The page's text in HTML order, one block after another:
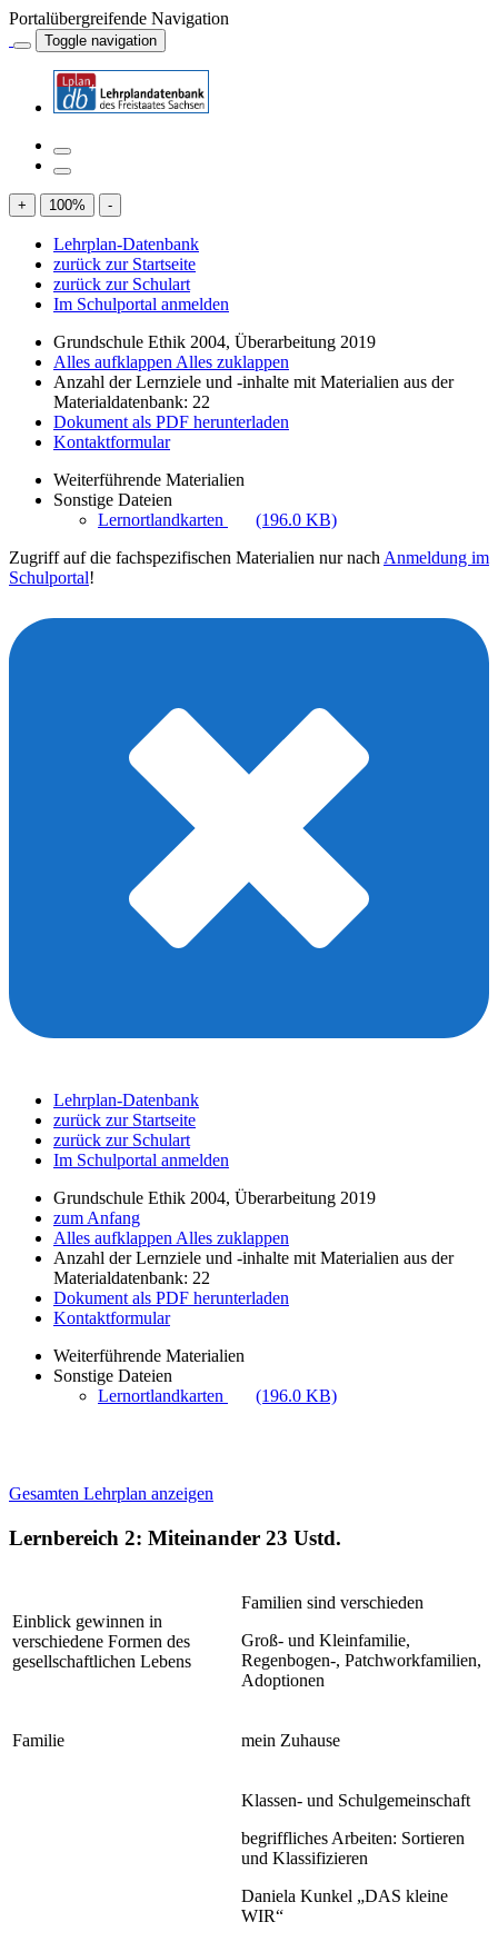
Portalübergreifende Navigation
Toggle navigation
+ 100% -
Lehrplan-Datenbank
zurück zur Startseite
zurück zur Schulart
Im Schulportal anmelden
Grundschule Ethik 2004, Überarbeitung 2019
Alles aufklappen Alles zuklappen
Anzahl der Lernziele und -inhalte mit Materialien aus der
Materialdatenbank: 22
Dokument als PDF herunterladen
Kontaktformular
Weiterführende Materialien
Sonstige Dateien
Lernortlandkarten
(196.0 KB)
Zugriff auf die fachspezifischen Materialien nur nach Anmeldung im
Schulportal!
Lehrplan-Datenbank
zurück zur Startseite
zurück zur Schulart
Im Schulportal anmelden
Grundschule Ethik 2004, Überarbeitung 2019
zum Anfang
Alles aufklappen Alles zuklappen
Anzahl der Lernziele und -inhalte mit Materialien aus der
Materialdatenbank: 22
Dokument als PDF herunterladen
Kontaktformular
Weiterführende Materialien
Sonstige Dateien
Lernortlandkarten
(196.0 KB)
Gesamten Lehrplan anzeigen
Lernbereich 2: Miteinander 23 Ustd.
Einblick gewinnen in
verschiedene Formen des
gesellschaftlichen Lebens
Familien sind verschieden
Groß- und Kleinfamilie,
Regenbogen-, Patchworkfamilien,
Adoptionen
Familie mein Zuhause
Klassen- und Schulgemeinschaft
begriffliches Arbeiten: Sortieren
und Klassifizieren
Daniela Kunkel „DAS kleine
WIR“